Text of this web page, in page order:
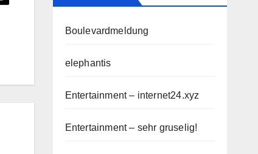
Boulevardmeldung
elephantis
Entertainment – internet24.xyz
Entertainment – sehr gruselig!